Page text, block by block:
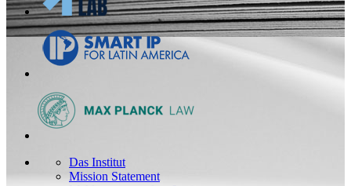
Das Institut
Mission Statement